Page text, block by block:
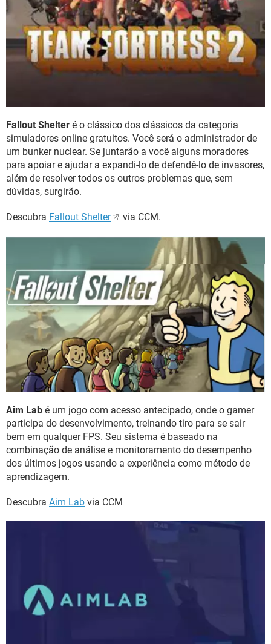
Fallout Shelter é o clássico dos clássicos da categoria
simuladores online gratuitos. Você será o administrador de
um bunker nuclear. Se juntarão a você alguns moradores
para apoiar e ajudar a expandi-lo de defendê-lo de invasores,
além de resolver todos os outros problemas que, sem
dúvidas, surgirão.
Descubra Fallout Shelter via CCM.
Aim Lab é um jogo com acesso antecipado, onde o gamer
participa do desenvolvimento, treinando tiro para se sair
bem em qualquer FPS. Seu sistema é baseado na
combinação de análise e monitoramento do desempenho
dos últimos jogos usando a experiência como método de
aprendizagem.
Descubra Aim Lab via CCM